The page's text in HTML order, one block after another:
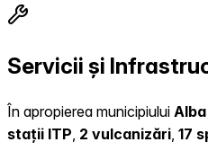
Servicii și
În apropierea municipiului
stații ITP, 2 vulcanizări, 17